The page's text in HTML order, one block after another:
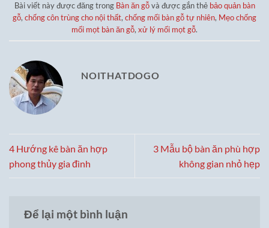
Bài viết này được đăng trong Bàn ăn gỗvà được gắn thẻ bảo quản bàn
gỗ, chống côn trùng cho nội thất, chống mối bàn gỗ tự nhiên, Mẹo chống
mối mọt bàn ăn gỗ, xử lý mối mọt gỗ.
NOITHATDOGO
4 Hướng kê bàn ăn hợp
phong thủy gia đình
3 Mẫu bộ bàn ăn phù hợp
không gian nhỏ hẹp
Để lại một bình luận